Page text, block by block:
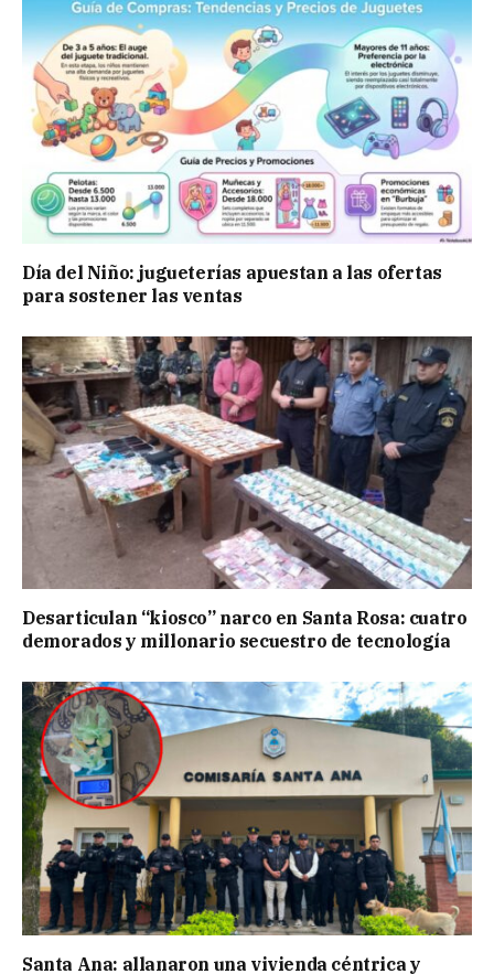
Día del Niño: jugueterías apuestan a las ofertas
para sostener las ventas
Desarticulan “kiosco” narco en Santa Rosa: cuatro
demorados y millonario secuestro de tecnología
Santa Ana: allanaron una vivienda céntrica y